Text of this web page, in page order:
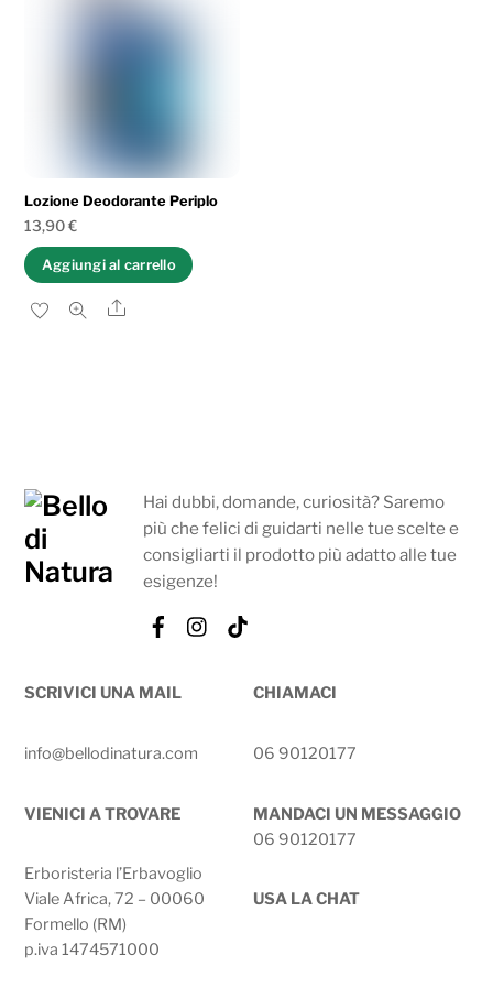
Lozione Deodorante Periplo
13,90€
Aggiungi al carrello
Share
Hai dubbi, domande, curiosità? Saremo
più che felici di guidarti nelle tue scelte e
consigliarti il prodotto più adatto alle tue
esigenze!
FacebookInstagram
SCRIVICI UNA MAIL
info@bellodinatura.com
CHIAMACI
06 90120177
VIENICI A TROVARE
Erboristeria l’Erbavoglio
Viale Africa, 72 – 00060
Formello (RM)
p.iva 1474571000
MANDACI UN MESSAGGIO
06 90120177
USA LA CHAT